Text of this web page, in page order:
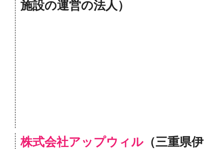
施設の運営の法人）
株式会社アップウィル （三重県伊